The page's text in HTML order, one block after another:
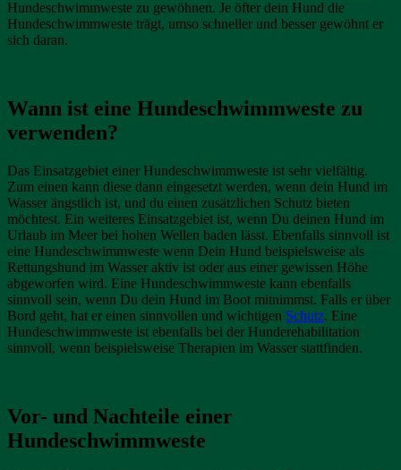
Hundeschwimmweste zu gewöhnen. Je öfter dein Hund die
Hundeschwimmweste trägt, umso schneller und besser gewöhnt er
sich daran.
Wann ist eine Hundeschwimmweste zu
verwenden?
Das Einsatzgebiet einer Hundeschwimmweste ist sehr vielfältig.
Zum einen kann diese dann eingesetzt werden, wenn dein Hund im
Wasser ängstlich ist, und du einen zusätzlichen Schutz bieten
möchtest. Ein weiteres Einsatzgebiet ist, wenn Du deinen Hund im
Urlaub im Meer bei hohen Wellen baden lässt. Ebenfalls sinnvoll ist
eine Hundeschwimmweste wenn Dein Hund beispielsweise als
Rettungshund im Wasser aktiv ist oder aus einer gewissen Höhe
abgeworfen wird. Eine Hundeschwimmweste kann ebenfalls
sinnvoll sein, wenn Du dein Hund im Boot mitnimmst. Falls er über
Bord geht, hat er einen sinnvollen und wichtigen Schutz. Eine
Hundeschwimmweste ist ebenfalls bei der Hunderehabilitation
sinnvoll, wenn beispielsweise Therapien im Wasser stattfinden.
Vor- und Nachteile einer
Hundeschwimmweste